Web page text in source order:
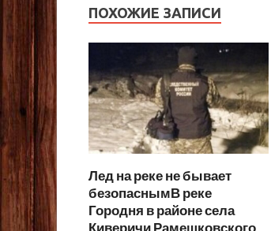
ПОХОЖИЕ ЗАПИСИ
Лед на реке не бывает
безопаснымВ реке
Городня в районе села
Киверичи Рамешковского